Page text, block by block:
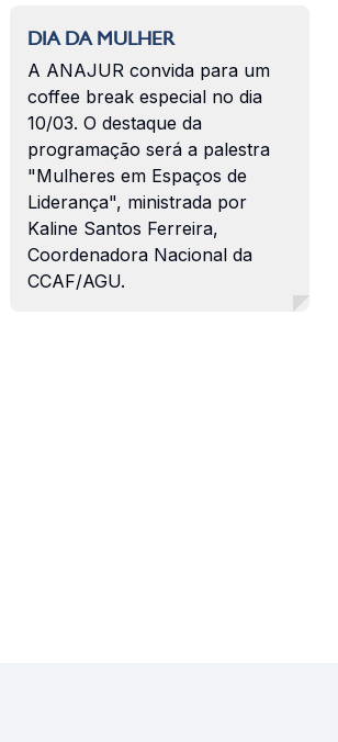
DIA DA MULHER
A ANAJUR convida para um
coffee break especial no dia
10/03. O destaque da
programação será a palestra
"Mulheres em Espaços de
Liderança", ministrada por
Kaline Santos Ferreira,
Coordenadora Nacional da
CCAF/AGU.